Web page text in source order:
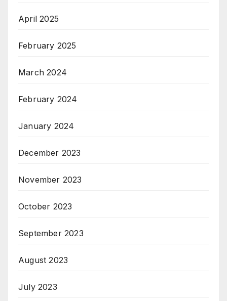
April 2025
February 2025
March 2024
February 2024
January 2024
December 2023
November 2023
October 2023
September 2023
August 2023
July 2023